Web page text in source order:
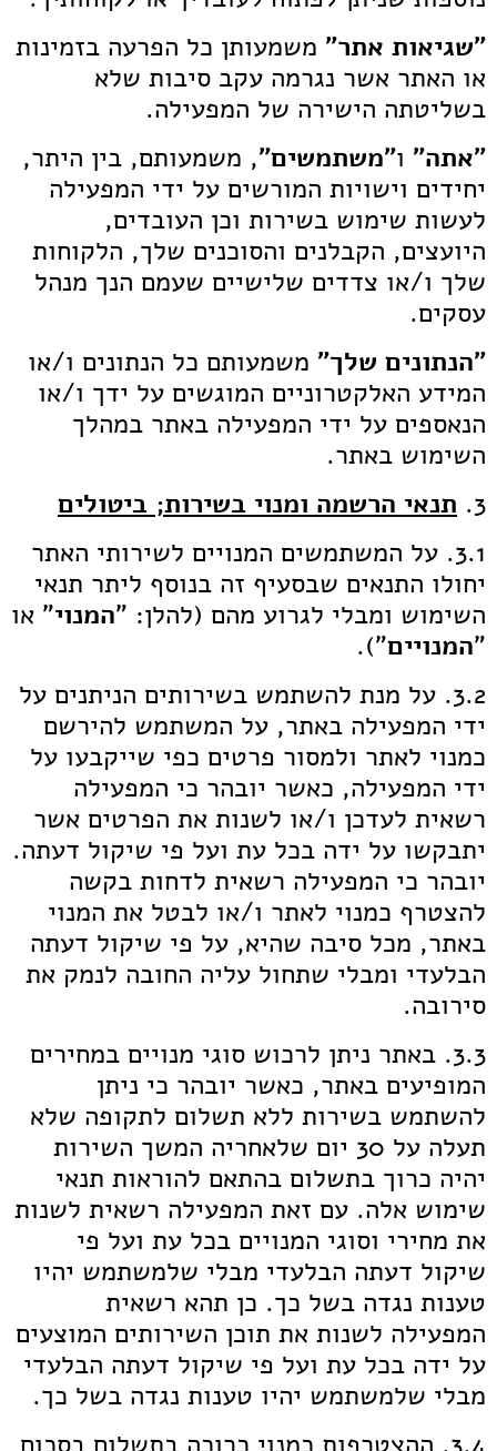
"שגיאות אתר" משמעותן כל הפרעה בזמינות
או האתר אשר נגרמה עקב סיבות שלא
בשליטתה הישירה של המפעילה.
"אתה" ו"משתמשים", משמעותם, בין היתר,
יחידים וישויות המורשים על ידי המפעילה
לעשות שימוש בשירות וכן העובדים,
היועצים, הקבלנים והסוכנים שלך, הלקוחות
שלך ו/או צדדים שלישיים שעמם הנך מנהל
עסקים.
"הנתונים שלך" משמעותם כל הנתונים ו/או
המידע האלקטרוניים המוגשים על ידך ו/או
הנאספים על ידי המפעילה באתר במהלך
השימוש באתר.
3. תנאי הרשמה ומנוי בשירות; ביטולים
3.1. על המשתמשים המנויים לשירותי האתר
יחולו התנאים שבסעיף זה בנוסף ליתר תנאי
השימוש ומבלי לגרוע מהם (להלן: "המנוי" או
"המנויים").
3.2. על מנת להשתמש בשירותים הניתנים על
ידי המפעילה באתר, על המשתמש להירשם
כמנוי לאתר ולמסור פרטים כפי שייקבעו על
ידי המפעילה, כאשר יובהר כי המפעילה
רשאית לעדכן ו/או לשנות את הפרטים אשר
יתבקשו על ידה בכל עת ועל פי שיקול דעתה.
יובהר כי המפעילה רשאית לדחות בקשה
להצטרף כמנוי לאתר ו/או לבטל את המנוי
באתר, מכל סיבה שהיא, על פי שיקול דעתה
הבלעדי ומבלי שתחול עליה החובה לנמק את
סירובה.
3.3. באתר ניתן לרכוש סוגי מנויים במחירים
המופיעים באתר, כאשר יובהר כי ניתן
להשתמש בשירות ללא תשלום לתקופה שלא
תעלה על 30 יום שלאחריה המשך השירות
יהיה כרוך בתשלום בהתאם להוראות תנאי
שימוש אלה. עם זאת המפעילה רשאית לשנות
את מחירי וסוגי המנויים בכל עת ועל פי
שיקול דעתה הבלעדי מבלי שלמשתמש יהיו
טענות נגדה בשל כך. כן תהא רשאית
המפעילה לשנות את תוכן השירותים המוצעים
על ידה בכל עת ועל פי שיקול דעתה הבלעדי
מבלי שלמשתמש יהיו טענות נגדה בשל כך.
3.4. ההצטרפות כמנוי כרוכה בתשלום בסכום